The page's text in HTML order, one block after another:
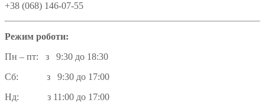
+38 (068) 146-07-55
Режим роботи:
Пн – пт: з 9:30 до 18:30
Сб: з 9:30 до 17:00
Нд: з 11:00 до 17:00